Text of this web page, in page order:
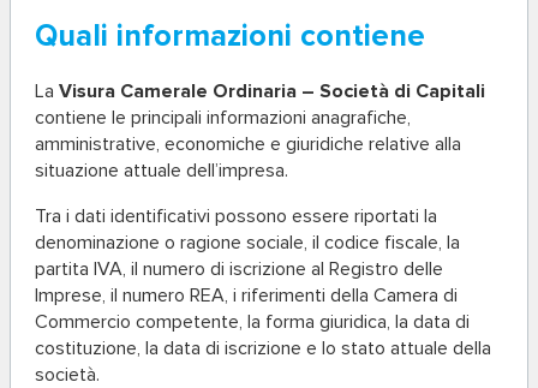
Quali informazioni contiene
La Visura Camerale Ordinaria – Società di Capitali
contiene le principali informazioni anagrafiche,
amministrative, economiche e giuridiche relative alla
situazione attuale dell’impresa.
Tra i dati identificativi possono essere riportati la
denominazione o ragione sociale, il codice fiscale, la
partita IVA, il numero di iscrizione al Registro delle
Imprese, il numero REA, i riferimenti della Camera di
Commercio competente, la forma giuridica, la data di
costituzione, la data di iscrizione e lo stato attuale della
società.